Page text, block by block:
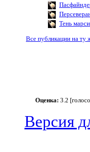
Тень
Все публикации на ту
Оценка: 3.2
Версия